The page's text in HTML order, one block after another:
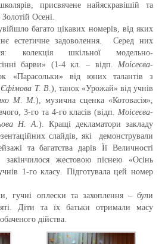
присвячене найяскравішій та
Осені.
багато цікавих номерів, від яких
естетичне задоволення. Серед них
колекція шкільної модельно-
барви» (1-4 кл. – відп. Моісеєва-
«Парасольки» від юних талантів з
Єфімова Т. В.), танок «Урожай» від учнів
М. М.), музична сценка «Котовасія»,
3-го та 4-го класів (відп. Моісеєва-
Н. А.). Кращі декламатори закладу
слайдів, які демонстрували
та багатства дарів Її Величності
жестовою піснею «Осінь
1-го класу. Підготувала цей номер
гучні оплески та захоплення – були
Діти та їх батьки отримали масу
дійства.